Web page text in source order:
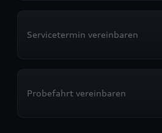
Servicetermin vereinbaren
Probefahrt vereinbaren